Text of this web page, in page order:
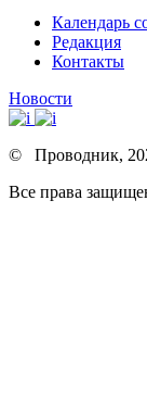
Календарь
Редакция
Контакты
Новости
© Проводник,
Все права